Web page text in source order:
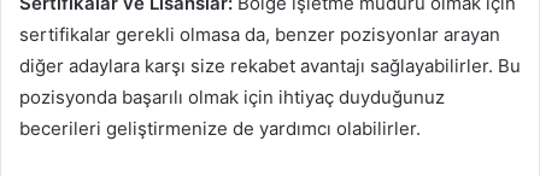
sertifikalar gerekli olmasa da, benzer pozisyonlar arayan
diğer adaylara karşı size rekabet avantajı sağlayabilirler. Bu
pozisyonda başarılı olmak için ihtiyaç duyduğunuz
becerileri geliştirmenize de yardımcı olabilirler.